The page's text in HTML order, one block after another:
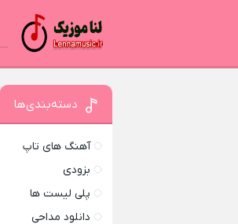
دسته‌بندی‌ها
آهنگ های تاپ
بزودی
پلی لیست ها
دانلود مداحی